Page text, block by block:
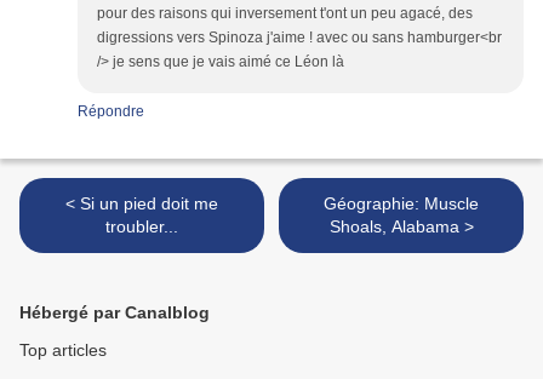
pour des raisons qui inversement t'ont un peu agacé, des
digressions vers Spinoza j'aime ! avec ou sans hamburger<br
/> je sens que je vais aimé ce Léon là
Répondre
< Si un pied doit me
troubler...
Géographie: Muscle
Shoals, Alabama >
Hébergé par Canalblog
Top articles